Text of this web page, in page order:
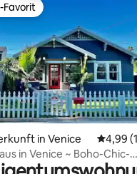
4,92 von 5, 321
Favorit.
Favorit
in Venice
4,99
in Venice ~ Boho-Chic-